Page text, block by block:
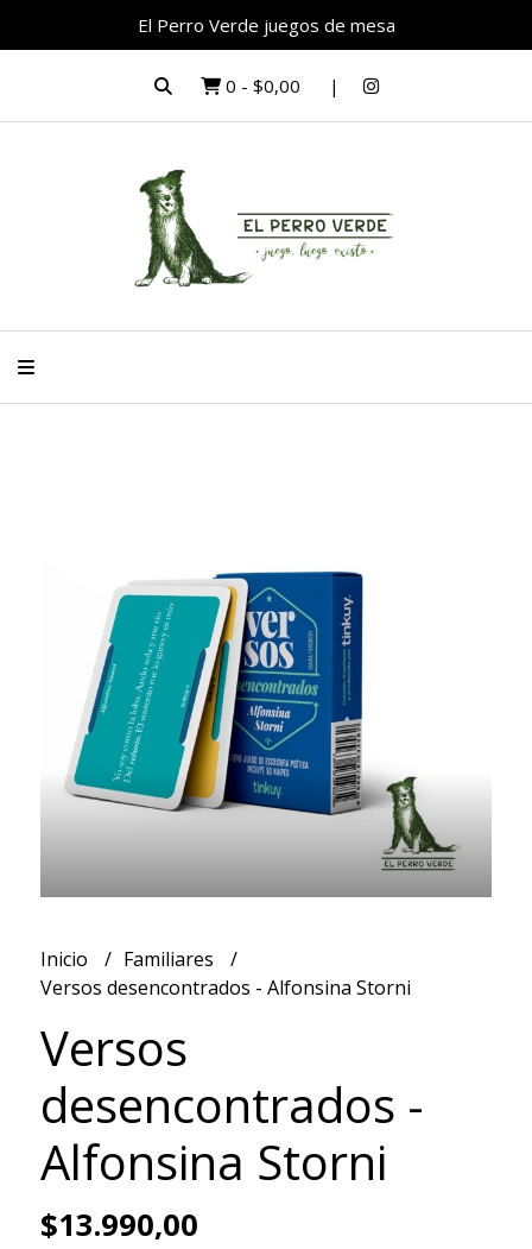
El Perro Verde juegos de mesa
0 - $0,00
Inicio
Familiares
Versos desencontrados - Alfonsina Storni
Versos
desencontrados -
Alfonsina Storni
$13.990,00